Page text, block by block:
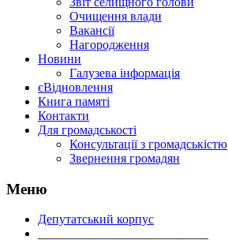
Очищення влади
Вакансії
Нагородження
Новини
Галузева інформація
єВідновлення
Книга памяті
Контакти
Для громадськості
Консультації з громадськістю
Звернення громадян
Меню
Депутатський корпус